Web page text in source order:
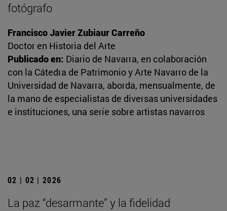
fotógrafo
Francisco Javier Zubiaur Carreño
Doctor en Historia del Arte
Publicado en: Diario de Navarra, en colaboración
con la Cátedra de Patrimonio y Arte Navarro de la
Universidad de Navarra, aborda, mensualmente, de
la mano de especialistas de diversas universidades
e instituciones, una serie sobre artistas navarros
02 | 02 | 2026
La paz “desarmante” y la fidelidad